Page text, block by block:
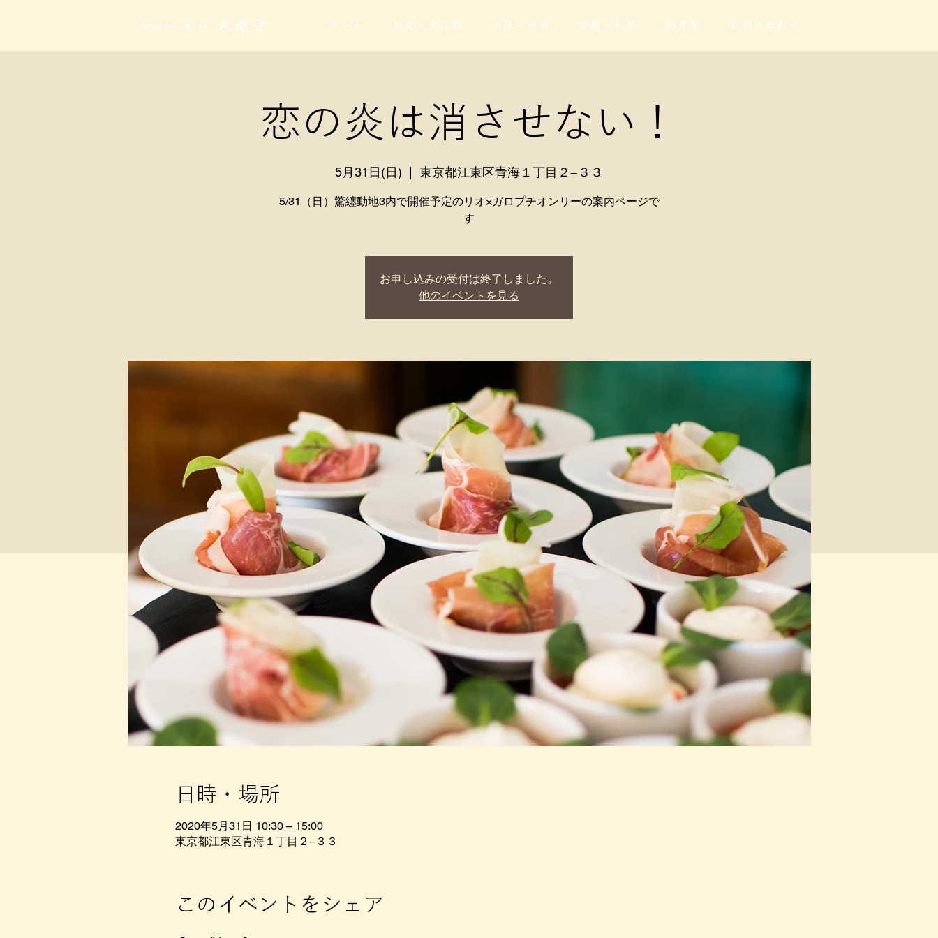
ホーム 歴史と文化財 厄除け祈願 霊場・札所 納骨堂 お問い合わせ
恋の炎は消させない！
5月31日(日) 東京都江東区青海１丁目２−３３
5/31（日）驚纏動地3内で開催予定のリオ×ガロプチオンリーの案内ページで
す
お申し込みの受付は終了しました。
他のイベントを見る
日時・場所
2020年5月31日 10:30 – 15:00
東京都江東区青海１丁目２−３３
このイベントをシェア